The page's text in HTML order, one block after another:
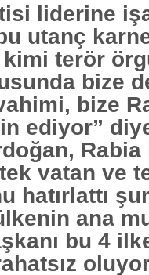
liderine
utanç
kimi terör
bize
bize
ediyor”
vatan ve
hatırlattı
ana
bu 4